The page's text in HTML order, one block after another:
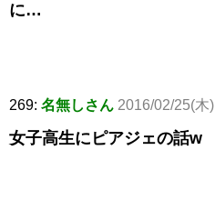
に…
269: 名無しさん 2016/02/25(木
女子高生にピアジェの話w